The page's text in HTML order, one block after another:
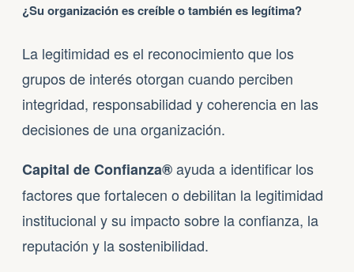
¿Su organización es creíble o también es legítima?
La legitimidad es el reconocimiento que los
grupos de interés otorgan cuando perciben
integridad, responsabilidad y coherencia en las
decisiones de una organización.
Capital de Confianza®ayuda a identificar los
factores que fortalecen o debilitan la legitimidad
institucional y su impacto sobre la confianza, la
reputación y la sostenibilidad.